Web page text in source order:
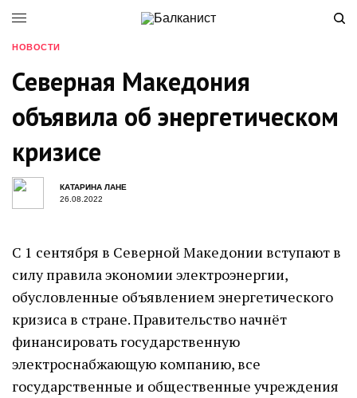
НОВОСТИ
Северная Македония
объявила об энергетическом
кризисе
КАТАРИНА ЛАНЕ
26.08.2022
С 1 сентября в Северной Македонии вступают в
силу правила экономии электроэнергии,
обусловленные объявлением энергетического
кризиса в стране. Правительство начнёт
финансировать государственную
электроснабжающую компанию, все
государственные и общественные учреждения